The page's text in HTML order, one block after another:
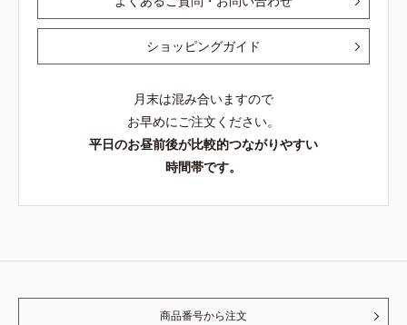
ショッピングガイド
月末は混み合いますので
お早めにご注文ください。
平日のお昼前後が比較的つながりやすい
時間帯です。
商品番号から注文